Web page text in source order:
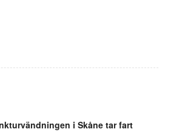
i Skåne tar fart